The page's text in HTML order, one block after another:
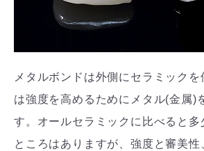
メタルボンドは外側にセラミックを
は強度を高めるためにメタル(金属)
す。オールセラミックに比べると多
ところはありますが、強度と審美性